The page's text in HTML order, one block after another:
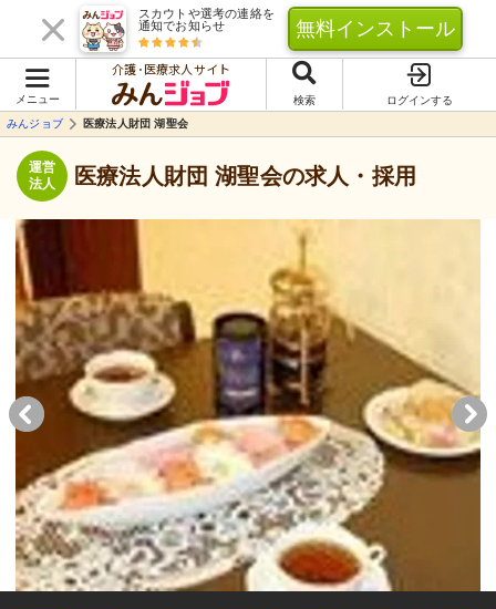
スカウトや選考の連絡を
通知でお知らせ
無料インストール
メニュー
介護･医療求人サイト
検索
ログインする
みんジョブ
医療法人財団 湖聖会
運営
法人
医療法人財団 湖聖会の求人・採用